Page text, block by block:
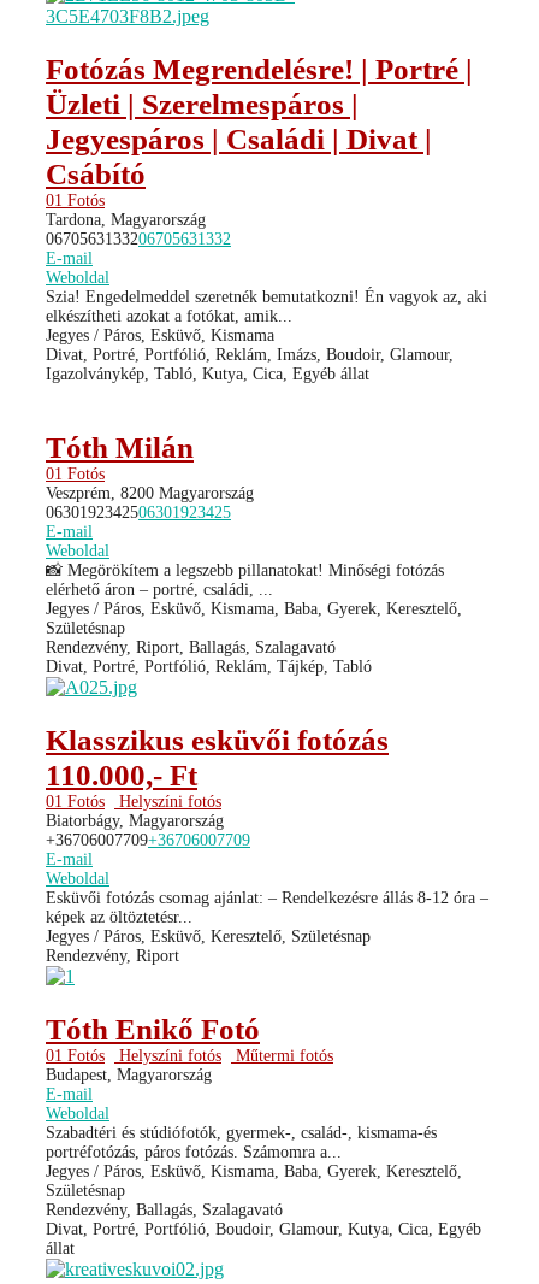
Fotózás Megrendelésre! | Portré |
Üzleti | Szerelmespáros |
Jegyespáros | Családi | Divat |
Csábító
01 Fotós
Tardona, Magyarország
0670563133206705631332
E-mail
Weboldal
Szia! Engedelmeddel szeretnék bemutatkozni! Én vagyok az, aki
elkészítheti azokat a fotókat, amik...
Jegyes / Páros, Esküvő, Kismama
Divat, Portré, Portfólió, Reklám, Imázs, Boudoir, Glamour,
Igazolványkép, Tabló, Kutya, Cica, Egyéb állat
Tóth Milán
01 Fotós
Veszprém, 8200 Magyarország
0630192342506301923425
E-mail
Weboldal
📸 Megörökítem a legszebb pillanatokat! Minőségi fotózás
elérhető áron – portré, családi, ...
Jegyes / Páros, Esküvő, Kismama, Baba, Gyerek, Keresztelő,
Születésnap
Rendezvény, Riport, Ballagás, Szalagavató
Divat, Portré, Portfólió, Reklám, Tájkép, Tabló
Klasszikus esküvői fotózás
110.000,- Ft
01 Fotós
Helyszíni fotós
Biatorbágy, Magyarország
+36706007709+36706007709
E-mail
Weboldal
Esküvői fotózás csomag ajánlat: – Rendelkezésre állás 8-12 óra –
képek az öltöztetésr...
Jegyes / Páros, Esküvő, Keresztelő, Születésnap
Rendezvény, Riport
Tóth Enikő Fotó
01 Fotós Helyszíni fotós
Műtermi fotós
Budapest, Magyarország
E-mail
Weboldal
Szabadtéri és stúdiófotók, gyermek-, család-, kismama-és
portréfotózás, páros fotózás. Számomra a...
Jegyes / Páros, Esküvő, Kismama, Baba, Gyerek, Keresztelő,
Születésnap
Rendezvény, Ballagás, Szalagavató
Divat, Portré, Portfólió, Boudoir, Glamour, Kutya, Cica, Egyéb
állat